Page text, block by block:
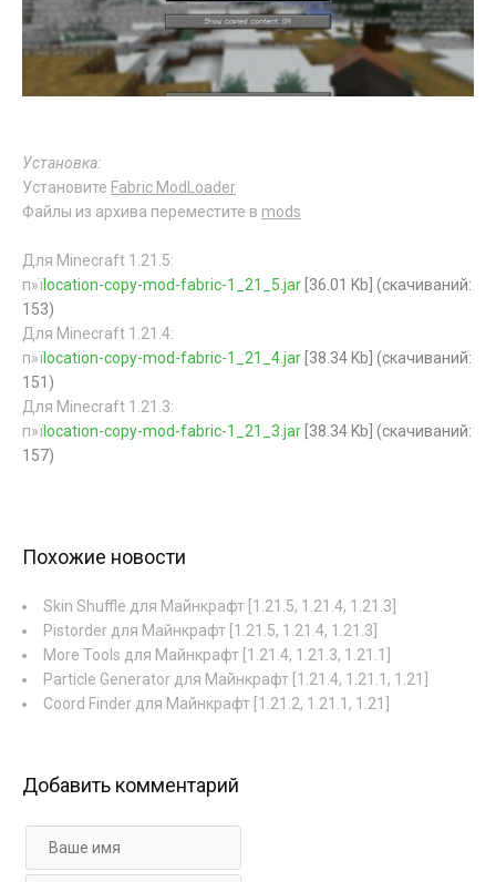
Установка:
Установите Fabric ModLoader
Файлы из архива переместите в mods
Для Minecraft 1.21.5:
п»їlocation-copy-mod-fabric-1_21_5.jar [36.01 Kb] (cкачиваний:
153)
Для Minecraft 1.21.4:
п»їlocation-copy-mod-fabric-1_21_4.jar [38.34 Kb] (cкачиваний:
151)
Для Minecraft 1.21.3:
п»їlocation-copy-mod-fabric-1_21_3.jar [38.34 Kb] (cкачиваний:
157)
Похожие новости
Skin Shuffle для Майнкрафт [1.21.5, 1.21.4, 1.21.3]
Pistorder для Майнкрафт [1.21.5, 1.21.4, 1.21.3]
More Tools для Майнкрафт [1.21.4, 1.21.3, 1.21.1]
Particle Generator для Майнкрафт [1.21.4, 1.21.1, 1.21]
Coord Finder для Майнкрафт [1.21.2, 1.21.1, 1.21]
Добавить комментарий